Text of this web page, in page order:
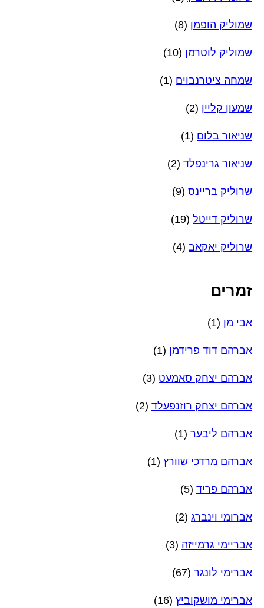
שמוליק הופמן (8)
שמוליק לוטרמן (10)
שמחה ציטרנבוים (1)
שמעון קליין (2)
שניאור בלום (1)
שניאור גרינפלד (2)
שרוליק בריינס (9)
שרוליק דייטל (19)
שרוליק יאקאב (4)
זמרים
אבי מן (1)
אברהם דוד פרידמן (1)
אברהם יצחק סאמעט (3)
אברהם יצחק רוזנפעלד (2)
אברהם ליבער (1)
אברהם מרדכי שוורץ (1)
אברהם פריד (5)
אברומי וינברג (2)
אבריימי גרמייזה (3)
אברימי לונגר (67)
אברימי מושקוביץ (16)